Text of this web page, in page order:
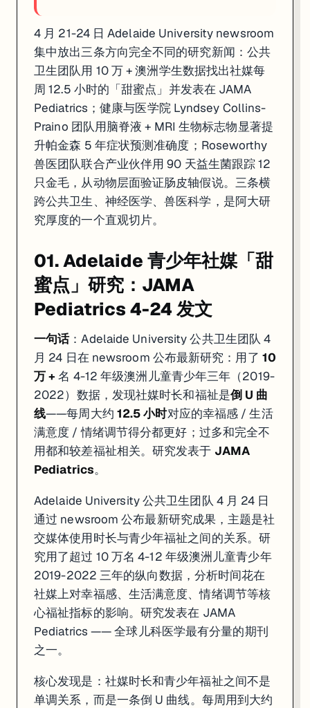
4 月 21-24 日 Adelaide University newsroom
集中放出三条方向完全不同的研究新闻：公共
卫生团队用 10 万 + 澳洲学生数据找出社媒每
周 12.5 小时的「甜蜜点」并发表在 JAMA
Pediatrics；健康与医学院 Lyndsey Collins-
Praino 团队用脑脊液 + MRI 生物标志物显著提
升帕金森 5 年症状预测准确度；Roseworthy
兽医团队联合产业伙伴用 90 天益生菌跟踪 12
只金毛，从动物层面验证肠皮轴假说。三条横
跨公共卫生、神经医学、兽医科学，是阿大研
究厚度的一个直观切片。
01. Adelaide 青少年社媒「甜
蜜点」研究：JAMA
Pediatrics 4-24 发文
一句话：Adelaide University 公共卫生团队 4
月 24 日在 newsroom 公布最新研究：用了 10
万 + 名 4-12 年级澳洲儿童青少年三年（2019-
2022）数据，发现社媒时长和福祉是倒 U 曲
线——每周大约 12.5 小时对应的幸福感 / 生活
满意度 / 情绪调节得分都更好；过多和完全不
用都和较差福祉相关。研究发表于 JAMA
Pediatrics。
Adelaide University 公共卫生团队 4 月 24 日
通过 newsroom 公布最新研究成果，主题是社
交媒体使用时长与青少年福祉之间的关系。研
究用了超过 10 万名 4-12 年级澳洲儿童青少年
2019-2022 三年的纵向数据，分析时间花在
社媒上对幸福感、生活满意度、情绪调节等核
心福祉指标的影响。研究发表在 JAMA
Pediatrics —— 全球儿科医学最有分量的期刊
之一。
核心发现是：社媒时长和青少年福祉之间不是
单调关系，而是一条倒 U 曲线。每周用到大约